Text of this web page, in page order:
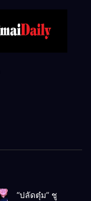
“ปลัดตุ๋ม” ชู